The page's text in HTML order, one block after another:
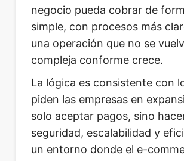
negocio pueda cobrar de
simple, con procesos más
una operación que no se
compleja conforme crece.
La lógica es consistente con
piden las empresas en
solo aceptar pagos, sino
seguridad, escalabilidad y
un entorno donde el e-